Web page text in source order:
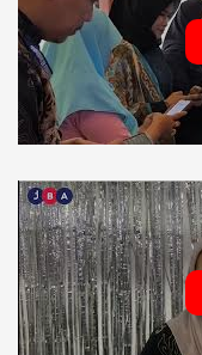
GENBA JBA
Kerja yang
Seluruh